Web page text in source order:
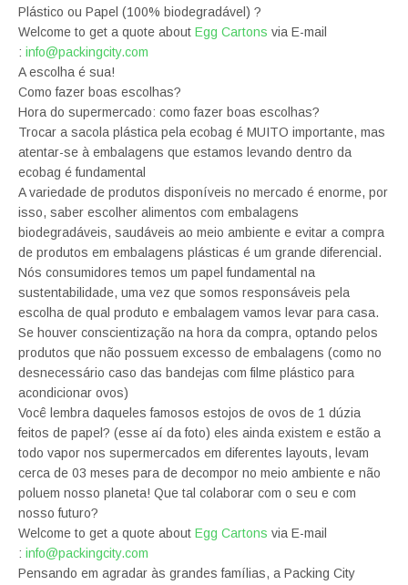
Plástico ou Papel (100% biodegradável) ?
Welcome to get a quote about Egg Cartons via E-mail
: info@packingcity.com
A escolha é sua!
Como fazer boas escolhas?
Hora do supermercado: como fazer boas escolhas?
Trocar a sacola plástica pela ecobag é MUITO importante, mas
atentar-se à embalagens que estamos levando dentro da
ecobag é fundamental
A variedade de produtos disponíveis no mercado é enorme, por
isso, saber escolher alimentos com embalagens
biodegradáveis, saudáveis ao meio ambiente e evitar a compra
de produtos em embalagens plásticas é um grande diferencial.
Nós consumidores temos um papel fundamental na
sustentabilidade, uma vez que somos responsáveis pela
escolha de qual produto e embalagem vamos levar para casa.
Se houver conscientização na hora da compra, optando pelos
produtos que não possuem excesso de embalagens (como no
desnecessário caso das bandejas com filme plástico para
acondicionar ovos)
Você lembra daqueles famosos estojos de ovos de 1 dúzia
feitos de papel? (esse aí da foto) eles ainda existem e estão a
todo vapor nos supermercados em diferentes layouts, levam
cerca de 03 meses para de decompor no meio ambiente e não
poluem nosso planeta! Que tal colaborar com o seu e com
nosso futuro?
Welcome to get a quote about Egg Cartons via E-mail
: info@packingcity.com
Pensando em agradar às grandes famílias, a Packing City